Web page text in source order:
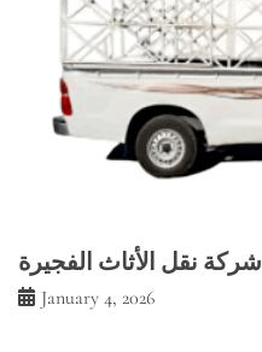
شركة نقل الأثاث الفجيرة
January 4, 2026